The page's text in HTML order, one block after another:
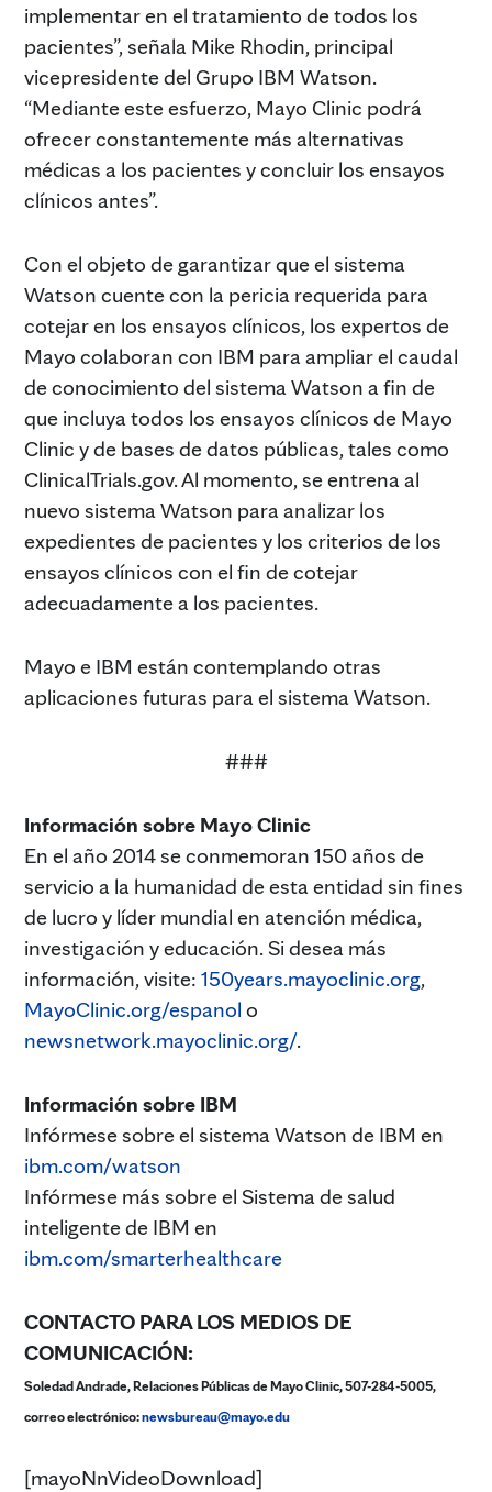
implementar en el tratamiento de todos los
pacientes”, señala Mike Rhodin, principal
vicepresidente del Grupo IBM Watson.
“Mediante este esfuerzo, Mayo Clinic podrá
ofrecer constantemente más alternativas
médicas a los pacientes y concluir los ensayos
clínicos antes”.
Con el objeto de garantizar que el sistema
Watson cuente con la pericia requerida para
cotejar en los ensayos clínicos, los expertos de
Mayo colaboran con IBM para ampliar el caudal
de conocimiento del sistema Watson a fin de
que incluya todos los ensayos clínicos de Mayo
Clinic y de bases de datos públicas, tales como
ClinicalTrials.gov. Al momento, se entrena al
nuevo sistema Watson para analizar los
expedientes de pacientes y los criterios de los
ensayos clínicos con el fin de cotejar
adecuadamente a los pacientes.
Mayo e IBM están contemplando otras
aplicaciones futuras para el sistema Watson.
###
Información sobre Mayo Clinic
En el año 2014 se conmemoran 150 años de
servicio a la humanidad de esta entidad sin fines
de lucro y líder mundial en atención médica,
investigación y educación. Si desea más
información, visite: 150years.mayoclinic.org,
MayoClinic.org/espanol o
newsnetwork.mayoclinic.org/.
Información sobre IBM
Infórmese sobre el sistema Watson de IBM en
ibm.com/watson
Infórmese más sobre el Sistema de salud
inteligente de IBM en
ibm.com/smarterhealthcare
CONTACTO PARA LOS MEDIOS DE
COMUNICACIÓN:
Soledad Andrade, Relaciones Públicas de Mayo Clinic, 507-284-5005,
correo electrónico:newsbureau@mayo.edu
[mayoNnVideoDownload]